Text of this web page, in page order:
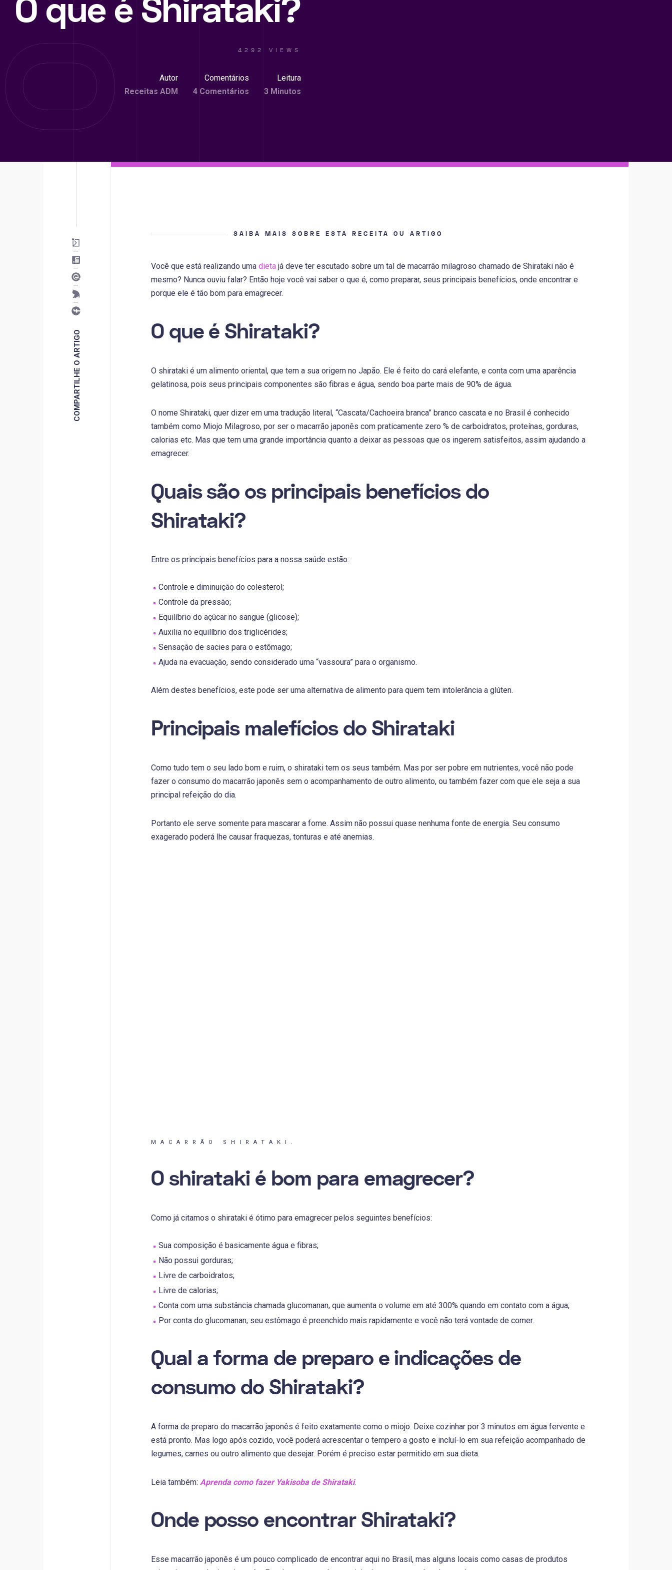
O que é Shirataki?
4292 VIEWS
Autor
Receitas ADM
Comentários
4 Comentários
Leitura
3 Minutos
COMPARTILHE O ARTIGO
SAIBA MAIS SOBRE ESTA RECEITA OU ARTIGO
Você que está realizando uma dietajá deve ter escutado sobre um tal de macarrão milagroso chamado de Shirataki não é
mesmo? Nunca ouviu falar? Então hoje você vai saber o que é, como preparar, seus principais benefícios, onde encontrar e
porque ele é tão bom para emagrecer.
O que é Shirataki?
O shirataki é um alimento oriental, que tem a sua origem no Japão. Ele é feito do cará elefante, e conta com uma aparência
gelatinosa, pois seus principais componentes são fibras e água, sendo boa parte mais de 90% de água.
O nome Shirataki, quer dizer em uma tradução literal, “Cascata/Cachoeira branca” branco cascata e no Brasil é conhecido
também como Miojo Milagroso, por ser o macarrão japonês com praticamente zero % de carboidratos, proteínas, gorduras,
calorias etc. Mas que tem uma grande importância quanto a deixar as pessoas que os ingerem satisfeitos, assim ajudando a
emagrecer.
Quais são os principais benefícios do
Shirataki?
Entre os principais benefícios para a nossa saúde estão:
Controle e diminuição do colesterol;
Controle da pressão;
Equilíbrio do açúcar no sangue (glicose);
Auxilia no equilíbrio dos triglicérides;
Sensação de sacies para o estômago;
Ajuda na evacuação, sendo considerado uma “vassoura” para o organismo.
Além destes benefícios, este pode ser uma alternativa de alimento para quem tem intolerância a glúten.
Principais malefícios do Shirataki
Como tudo tem o seu lado bom e ruim, o shirataki tem os seus também. Mas por ser pobre em nutrientes, você não pode
fazer o consumo do macarrão japonês sem o acompanhamento de outro alimento, ou também fazer com que ele seja a sua
principal refeição do dia.
Portanto ele serve somente para mascarar a fome. Assim não possui quase nenhuma fonte de energia. Seu consumo
exagerado poderá lhe causar fraquezas, tonturas e até anemias.
MACARRÃO SHIRATAKI.
O shirataki é bom para emagrecer?
Como já citamos o shirataki é ótimo para emagrecer pelos seguintes benefícios:
Sua composição é basicamente água e fibras;
Não possui gorduras;
Livre de carboidratos;
Livre de calorias;
Conta com uma substância chamada glucomanan, que aumenta o volume em até 300% quando em contato com a água;
Por conta do glucomanan, seu estômago é preenchido mais rapidamente e você não terá vontade de comer.
Qual a forma de preparo e indicações de
consumo do Shirataki?
A forma de preparo do macarrão japonês é feito exatamente como o miojo. Deixe cozinhar por 3 minutos em água fervente e
está pronto. Mas logo após cozido, você poderá acrescentar o tempero a gosto e incluí-lo em sua refeição acompanhado de
legumes, carnes ou outro alimento que desejar. Porém é preciso estar permitido em sua dieta.
Leia também: Aprenda como fazer Yakisoba de Shirataki.
Onde posso encontrar Shirataki?
Esse macarrão japonês é um pouco complicado de encontrar aqui no Brasil, mas alguns locais como casas de produtos